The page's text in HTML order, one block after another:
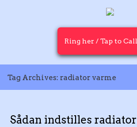
Ring her / Tap to Call
Tag Archives: radiator varme
Sådan indstilles